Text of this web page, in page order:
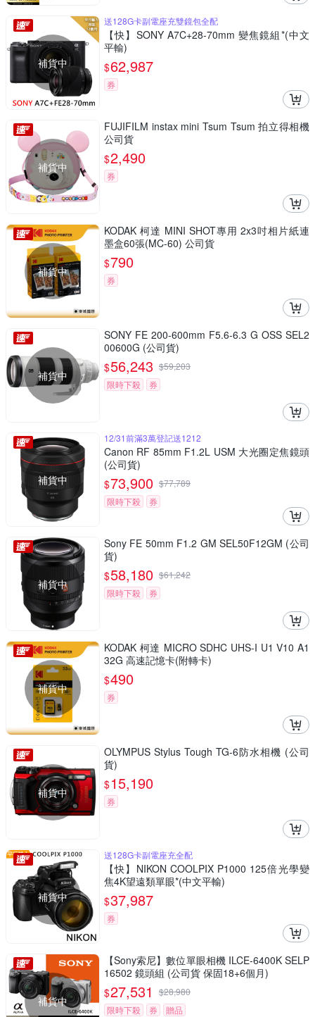
補貨中
送128G卡副電座充雙鏡包全配
【快】SONY A7C+28-70mm 變焦鏡組*(中文
平輸)
$62,987
券
補貨中
FUJIFILM instax mini Tsum Tsum 拍立得相機
公司貨
$2,490
券
補貨中
KODAK 柯達 MINI SHOT專用 2x3吋相片紙連
墨盒60張(MC-60) 公司貨
$790
券
補貨中
SONY FE 200-600mm F5.6-6.3 G OSS SEL2
00600G (公司貨)
$56,243 $59,203
限時下殺
券
補貨中
12/31前滿3萬登記送1212
Canon RF 85mm F1.2L USM 大光圈定焦鏡頭
(公司貨)
$73,900 $77,789
限時下殺
券
補貨中
Sony FE 50mm F1.2 GM SEL50F12GM (公司
貨)
$58,180 $61,242
限時下殺
券
補貨中
KODAK 柯達 MICRO SDHC UHS-I U1 V10 A1
32G 高速記憶卡(附轉卡)
$490
券
補貨中
OLYMPUS Stylus Tough TG-6防水相機 (公司
貨)
$15,190
券
補貨中
送128G卡副電座充全配
【快】NIKON COOLPIX P1000 125倍光學變
焦4K望遠類單眼*(中文平輸)
$37,987
券
補貨中
【Sony索尼】數位單眼相機 ILCE-6400K SELP
16502 鏡頭組 (公司貨 保固18+6個月)
$27,531 $28,980
限時下殺
券 贈品